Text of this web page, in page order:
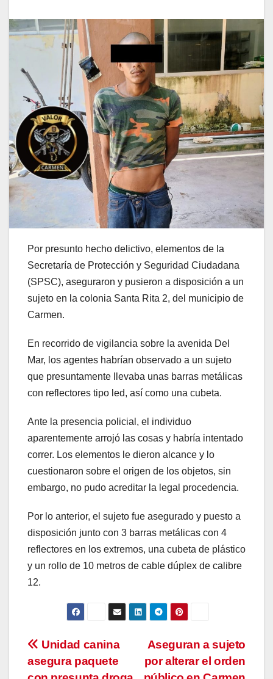
Por presunto hecho delictivo, elementos de la
Secretaría de Protección y Seguridad Ciudadana
(SPSC), aseguraron y pusieron a disposición a un
sujeto en la colonia Santa Rita 2, del municipio de
Carmen.
En recorrido de vigilancia sobre la avenida Del
Mar, los agentes habrían observado a un sujeto
que presuntamente llevaba unas barras metálicas
con reflectores tipo led, así como una cubeta.
Ante la presencia policial, el individuo
aparentemente arrojó las cosas y habría intentado
correr. Los elementos le dieron alcance y lo
cuestionaron sobre el origen de los objetos, sin
embargo, no pudo acreditar la legal procedencia.
Por lo anterior, el sujeto fue asegurado y puesto a
disposición junto con 3 barras metálicas con 4
reflectores en los extremos, una cubeta de plástico
y un rollo de 10 metros de cable dúplex de calibre
12.
Navegación
de
Aseguran a sujeto
por alterar el orden
Unidad canina
asegura paquete